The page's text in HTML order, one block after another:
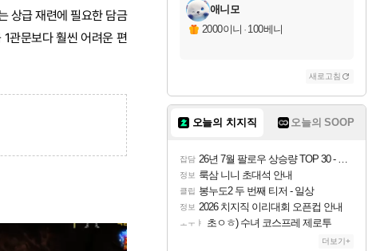
상급 재련에 필요한 담금
관문보다 훨씬 어려운 편
애니모
2000이니 · 100베니
새로고침
오늘의 치지직 오늘의 SOOP
잡담 26년 7월 팔로우 상승량 TOP 30 - 월간 치지직
정보 룩삼 니니 초대석 안내
클립 봉누도2 두 번째 티저 - 일상
정보 2026 치지직 이리대회 오픈컵 안내
ㅗㅜㅑ 초ㅇㅎ) 수녀 코스프레 제로투
더보기+